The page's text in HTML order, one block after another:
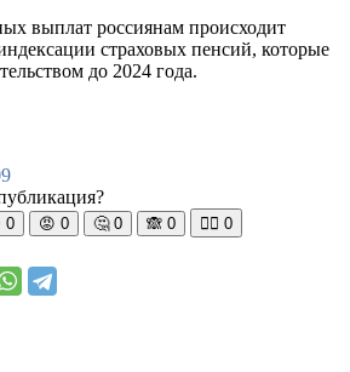
выплат россиянам происходит
страховых пенсий, которые
до 2024 года.
0 😡 0 🤔 0 🙈 0 🧘‍♀️ 0